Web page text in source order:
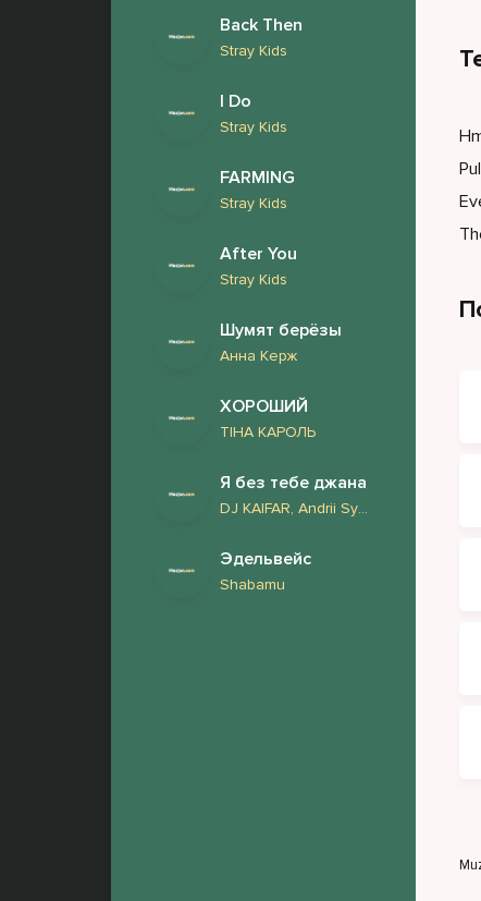
Back Then
Stray Kids
I Do
Stray Kids
FARMING
Stray Kids
After You
Stray Kids
Шумят берёзы
Анна Керж
ХОРОШИЙ
ТІНА КАРОЛЬ
Я без тебе джана
DJ KAIFAR, Andrii Sydoriak
Эдельвейс
Shabamu